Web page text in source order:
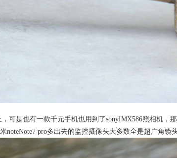
可是也有一款千元手机也用到了sonyIMX586照相机
noteNote7 pro多出去的监控摄像头大多数全是超广角